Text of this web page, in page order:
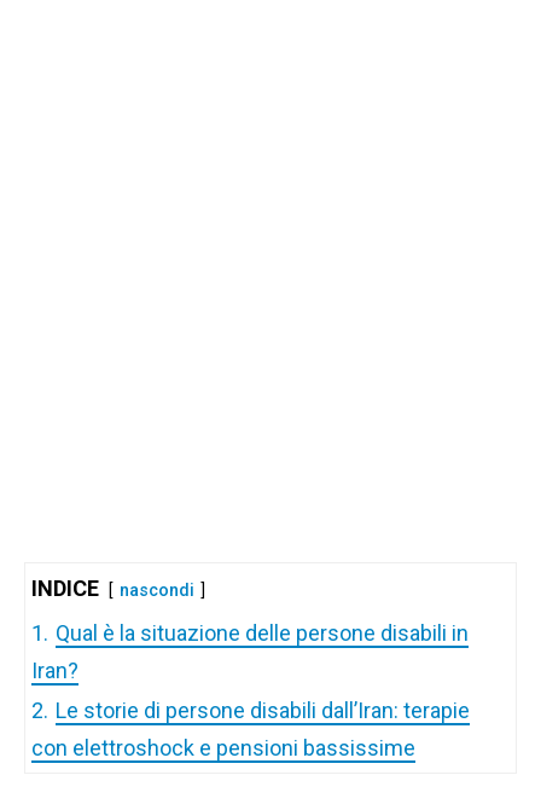
INDICE nascondi
1. Qual è la situazione delle persone disabili in
Iran?
2. Le storie di persone disabili dall’Iran: terapie
con elettroshock e pensioni bassissime